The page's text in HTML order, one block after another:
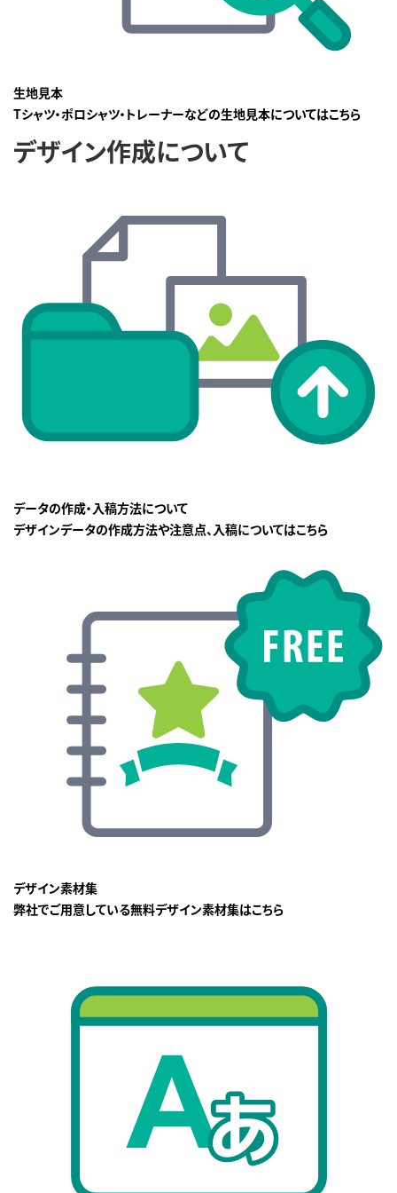
生地見本
Tシャツ・ポロシャツ・トレーナーなどの生地見本についてはこちら
デザイン作成について
データの作成・入稿方法について
デザインデータの作成方法や注意点、入稿についてはこちら
デザイン素材集
弊社でご用意している無料デザイン素材集はこちら